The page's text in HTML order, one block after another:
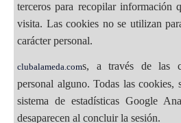
terceros para recopilar información
visita. Las cookies no se utilizan
carácter personal.
clubalameda.coms, a través de las
personal alguno. Todas las
sistema de estadísticas Google
desaparecen al concluir la sesión.